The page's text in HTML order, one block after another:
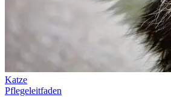
Katze
Pflegeleitfaden